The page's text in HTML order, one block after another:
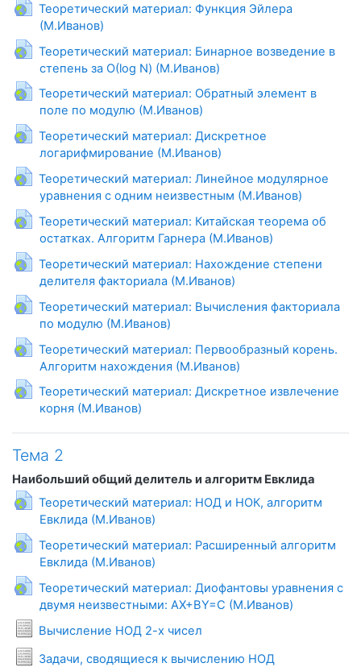
Теоретический материал: Функция Эйлера
(М.Иванов)Гиперссылка
Теоретический материал: Бинарное возведение в
степень за О(log N) (М.Иванов)Гиперссылка
Теоретический материал: Обратный элемент в
поле по модулю (М.Иванов)Гиперссылка
Теоретический материал: Дискретное
логарифмирование (М.Иванов)Гиперссылка
Теоретический материал: Линейное модулярное
уравнения с одним неизвестным (М.Иванов)Гиперссылка
Теоретический материал: Китайская теорема об
остатках. Алгоритм Гарнера (М.Иванов)Гиперссылка
Теоретический материал: Нахождение степени
делителя факториала (М.Иванов)Гиперссылка
Теоретический материал: Вычисления факториала
по модулю (М.Иванов)Гиперссылка
Теоретический материал: Первообразный корень.
Алгоритм нахождения (М.Иванов)Гиперссылка
Теоретический материал: Дискретное извлечение
корня (М.Иванов)Гиперссылка
Тема 2
Наибольший общий делитель и алгоритм Евклида
Теоретический материал: НОД и НОК, алгоритм
Евклида (М.Иванов)Гиперссылка
Теоретический материал: Расширенный алгоритм
Евклида (М.Иванов)Гиперссылка
Теоретический материал: Диофантовы уравнения с
двумя неизвестными: AX+BY=C (М.Иванов)Гиперссылка
Вычисление НОД 2-х чиселУсловия задач
Задачи, сводящиеся к вычислению НОДУсловия задач